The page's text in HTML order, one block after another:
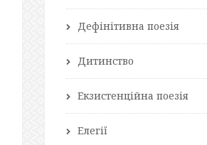
Дефінітивна поезія
Дитинство
Екзистенційна поезія
Елегії